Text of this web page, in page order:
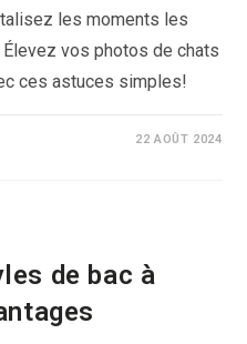
les moments les
vos photos de chats
ces astuces simples!
22 AOÛT 2024
de bac à